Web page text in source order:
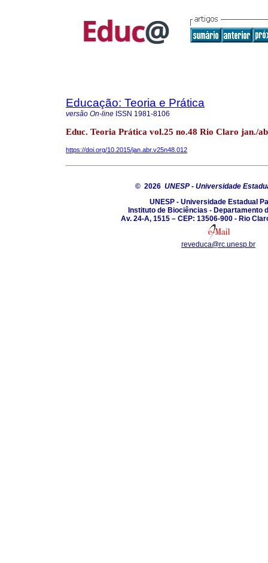
Educação: Teoria e Prática
versão On-line ISSN 1981-8106
Educ. Teoria Prática vol.25 no.48 Rio Claro jan./
https://doi.org/10.2015/jan.abr.v25n48.012
© 2026 UNESP - Universidade
UNESP - Universidade Estadual
Instituto de Biociências - Departamento
Av. 24-A, 1515 – CEP: 13506-900 - Rio
reveduca@rc.unesp.br